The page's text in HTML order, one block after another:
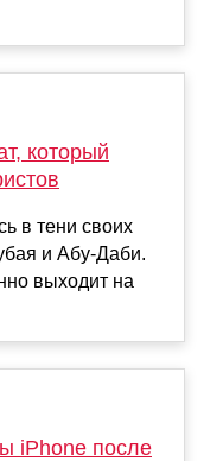
который
в тени своих
и Абу-Даби.
выходит на
iPhone после